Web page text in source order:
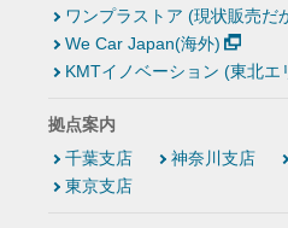
ワンプラストア (現状販売だ
We Car Japan(海外)
KMTイノベーション (東北エ
拠点案内
千葉支店
神奈川支店
東京支店